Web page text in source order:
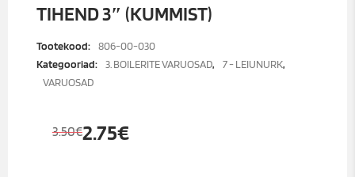
TIHEND 3″ (KUMMIST)
Tootekood:
806-00-030
Kategooriad:
3. BOILERITE VARUOSAD, 7 - LEIUNURK,
VARUOSAD
3.50€
Algne
2.75€
Praegune